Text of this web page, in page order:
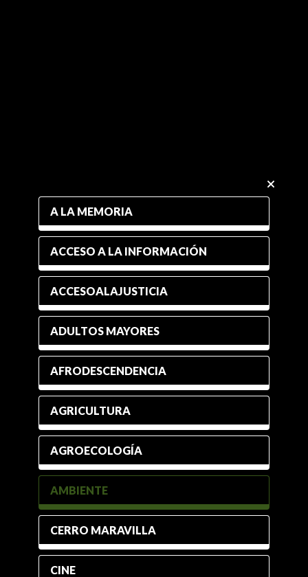
A LA MEMORIA
ACCESO A LA INFORMACIÓN
ACCESOALAJUSTICIA
ADULTOS MAYORES
AFRODESCENDENCIA
AGRICULTURA
AGROECOLOGÍA
AMBIENTE
CERRO MARAVILLA
CINE